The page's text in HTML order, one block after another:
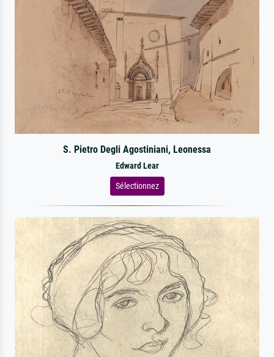
S. Pietro Degli Agostiniani, Leonessa
Edward Lear
Sélectionnez